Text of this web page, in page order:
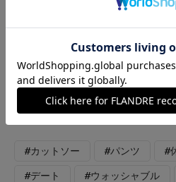
【着用アイテム】すべて9号 【着
ー インナー:ホワイト パンツ:ベ
ーカーディガン。羽織りとしてて
バー風に着こなしました。上のボタ
でヘンリーネック風になり、首元
におすすめの着方です。
#カットソー #パンツ #
#デート #ウォッシャブル